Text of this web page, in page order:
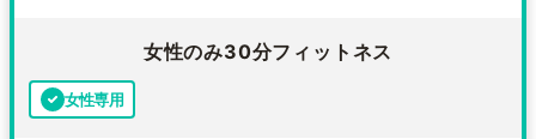
女性のみ30分フィットネス
女性専用